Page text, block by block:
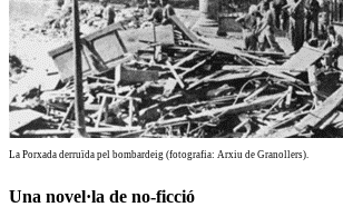
La Porxada derruïda pel bombardeig (fotografia: Arxiu de Granollers).
Una novel·la de no-ficció